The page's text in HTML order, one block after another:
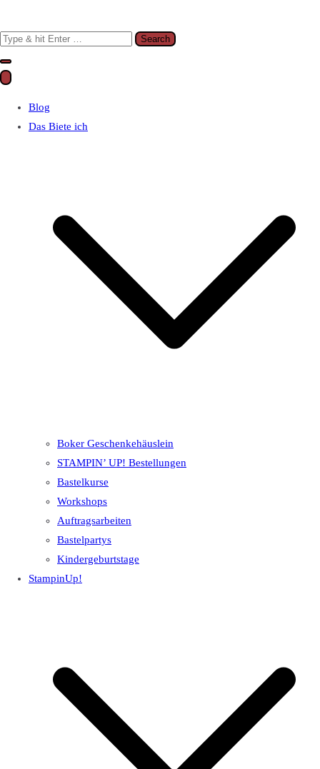
Search
for:
Blog
Das Biete ich
Boker Geschenkehäuslein
STAMPIN’ UP! Bestellungen
Bastelkurse
Workshops
Auftragsarbeiten
Bastelpartys
Kindergeburtstage
StampinUp!